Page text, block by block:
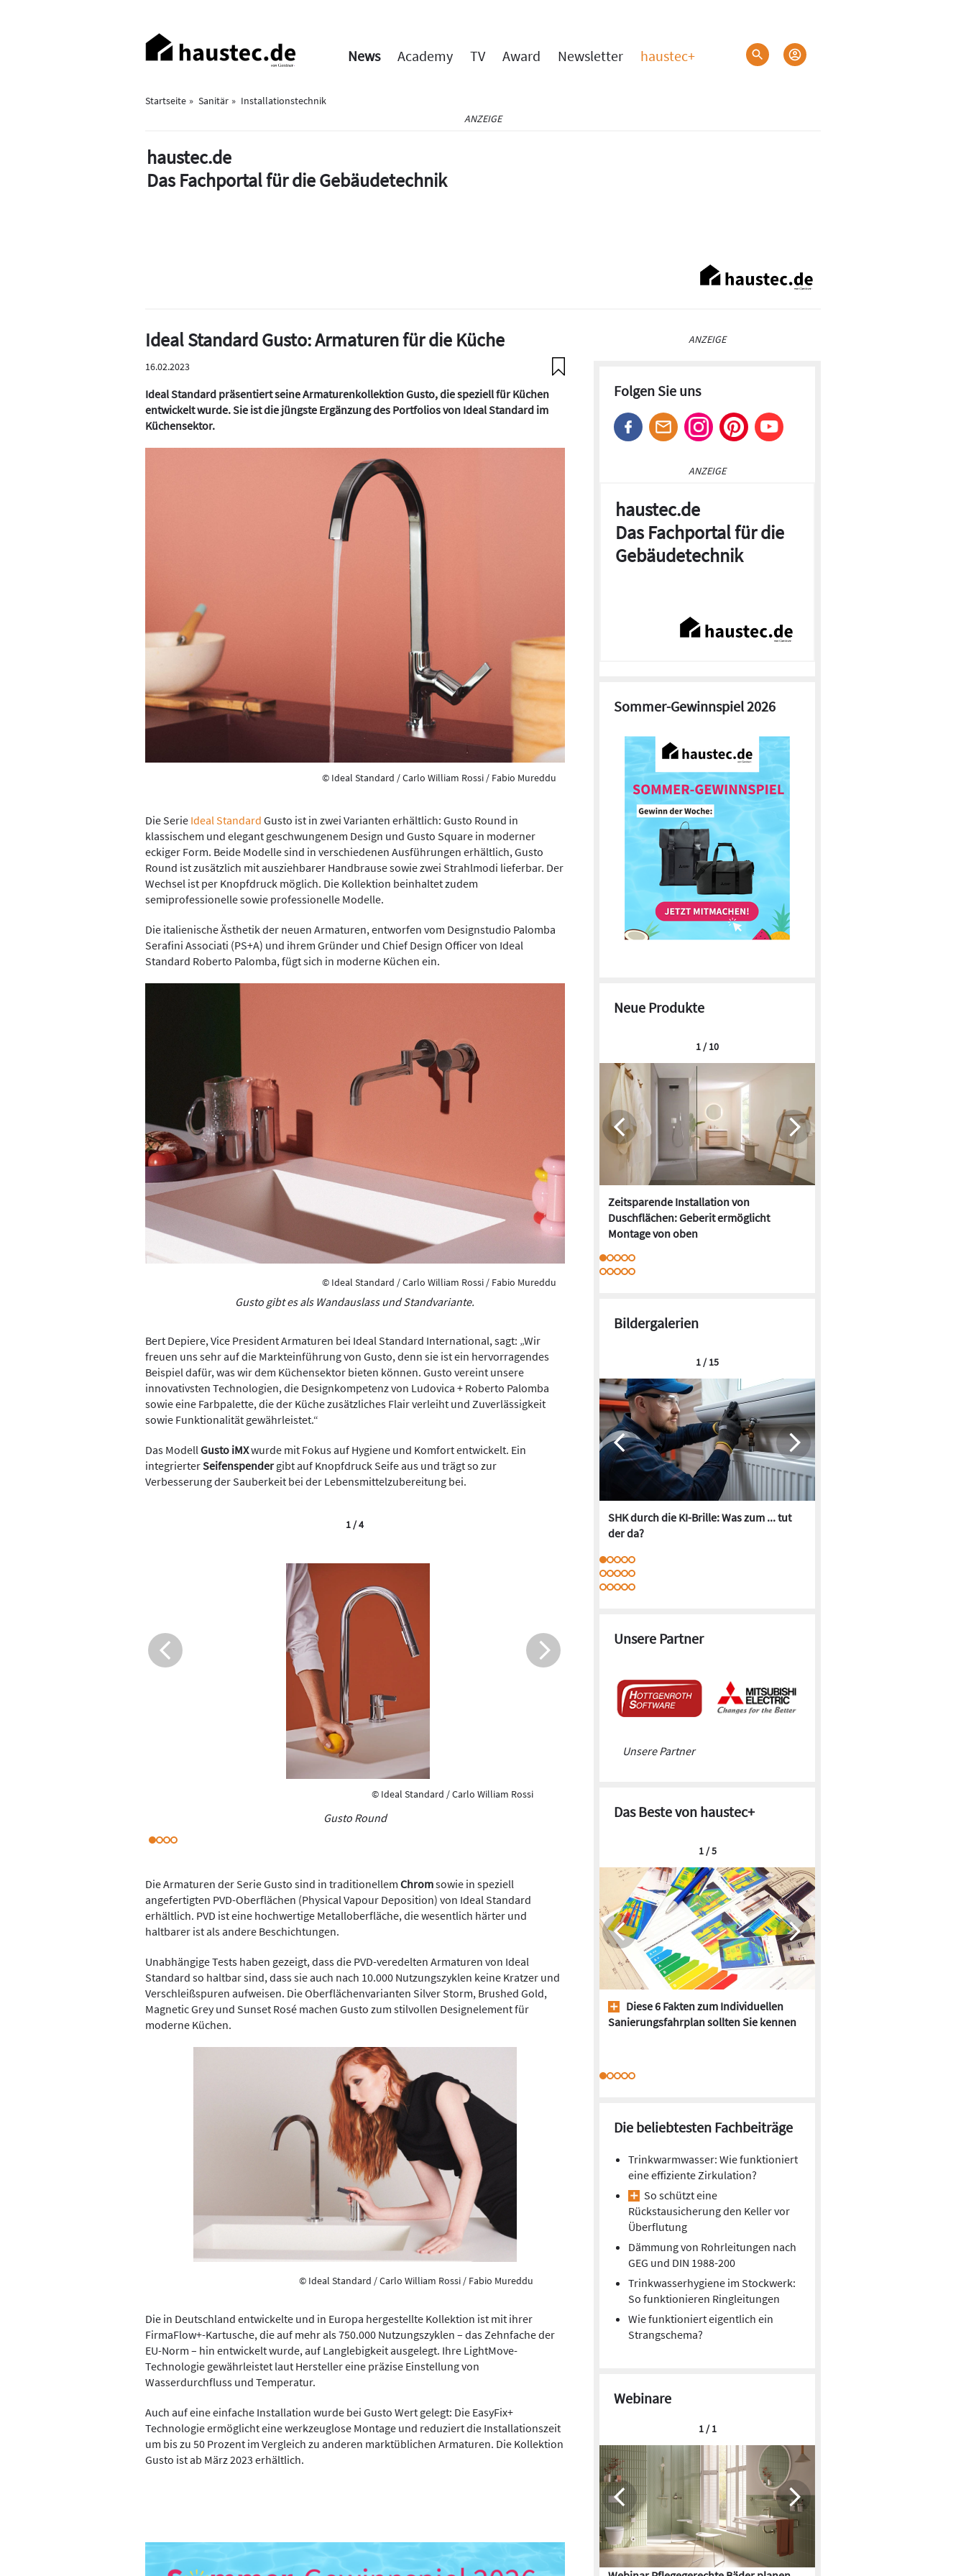
Haupt-
Navigation
News Academy TV Award Newsletter haustec+
Startseite Sanitär
Installationstechnik
ANZEIGE
haustec.de
Das Fachportal für die Gebäudetechnik
Ideal Standard Gusto: Armaturen für die Küche
16.02.2023
Ideal Standard präsentiert seine Armaturenkollektion Gusto, die speziell für Küchen
entwickelt wurde. Sie ist die jüngste Ergänzung des Portfolios von Ideal Standard im
Küchensektor.
© Ideal Standard / Carlo William Rossi / Fabio Mureddu
Die Serie Ideal Standard Gusto ist in zwei Varianten erhältlich: Gusto Round in
klassischem und elegant geschwungenem Design und Gusto Square in moderner
eckiger Form. Beide Modelle sind in verschiedenen Ausführungen erhältlich, Gusto
Round ist zusätzlich mit ausziehbarer Handbrause sowie zwei Strahlmodi lieferbar. Der
Wechsel ist per Knopfdruck möglich. Die Kollektion beinhaltet zudem
semiprofessionelle sowie professionelle Modelle.
Die italienische Ästhetik der neuen Armaturen, entworfen vom Designstudio Palomba
Serafini Associati (PS+A) und ihrem Gründer und Chief Design Officer von Ideal
Standard Roberto Palomba, fügt sich in moderne Küchen ein.
© Ideal Standard / Carlo William Rossi / Fabio Mureddu
Gusto gibt es als Wandauslass und Standvariante.
Bert Depiere, Vice President Armaturen bei Ideal Standard International, sagt: „Wir
freuen uns sehr auf die Markteinführung von Gusto, denn sie ist ein hervorragendes
Beispiel dafür, was wir dem Küchensektor bieten können. Gusto vereint unsere
innovativsten Technologien, die Designkompetenz von Ludovica + Roberto Palomba
sowie eine Farbpalette, die der Küche zusätzliches Flair verleiht und Zuverlässigkeit
sowie Funktionalität gewährleistet.“
Das Modell Gusto iMXwurde mit Fokus auf Hygiene und Komfort entwickelt. Ein
integrierterSeifenspendergibt auf Knopfdruck Seife aus und trägt so zur
Verbesserung der Sauberkeit bei der Lebensmittelzubereitung bei.
© Ideal Standard / Carlo William Rossi
Gusto Round
1 / 4
Die Armaturen der Serie Gusto sind in traditionellem Chromsowie in speziell
angefertigten PVD-Oberflächen (Physical Vapour Deposition) von Ideal Standard
erhältlich. PVD ist eine hochwertige Metalloberfläche, die wesentlich härter und
haltbarer ist als andere Beschichtungen.
Unabhängige Tests haben gezeigt, dass die PVD-veredelten Armaturen von Ideal
Standard so haltbar sind, dass sie auch nach 10.000 Nutzungszyklen keine Kratzer und
Verschleißspuren aufweisen. Die Oberflächenvarianten Silver Storm, Brushed Gold,
Magnetic Grey und Sunset Rosé machen Gusto zum stilvollen Designelement für
moderne Küchen.
© Ideal Standard / Carlo William Rossi / Fabio Mureddu
Die in Deutschland entwickelte und in Europa hergestellte Kollektion ist mit ihrer
FirmaFlow+-Kartusche, die auf mehr als 750.000 Nutzungszyklen – das Zehnfache der
EU-Norm – hin entwickelt wurde, auf Langlebigkeit ausgelegt. Ihre LightMove-
Technologie gewährleistet laut Hersteller eine präzise Einstellung von
Wasserdurchfluss und Temperatur.
Auch auf eine einfache Installation wurde bei Gusto Wert gelegt: Die EasyFix+
Technologie ermöglicht eine werkzeuglose Montage und reduziert die Installationszeit
um bis zu 50 Prozent im Vergleich zu anderen marktüblichen Armaturen. Die Kollektion
Gusto ist ab März 2023 erhältlich.
ANZEIGE
Folgen Sie uns
ANZEIGE
haustec.de
Das Fachportal für die
Gebäudetechnik
Sommer-Gewinnspiel 2026
Neue Produkte
Zeitsparende Installation von
Duschflächen: Geberit ermöglicht
Montage von oben
1 / 10
Bildergalerien
SHK durch die KI-Brille: Was zum ... tut
der da?
1 / 15
Unsere Partner
Unsere Partner
Das Beste von haustec+
Diese 6 Fakten zum Individuellen
Sanierungsfahrplan sollten Sie kennen
1 / 5
Die beliebtesten Fachbeiträge
Trinkwarmwasser: Wie funktioniert
eine effiziente Zirkulation?
So schützt eine
Rückstausicherung den Keller vor
Überflutung
Dämmung von Rohrleitungen nach
GEG und DIN 1988-200
Trinkwasserhygiene im Stockwerk:
So funktionieren Ringleitungen
Wie funktioniert eigentlich ein
Strangschema?
Webinare
1 / 1